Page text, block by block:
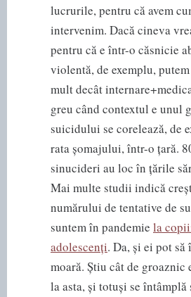
lucrurile, pentru că avem
intervenim. Dacă cineva
pentru că e într-o căsnicie
violentă, de exemplu,
mult decât
greu când contextul e unul
suicidului se corelează, de
rata șomajului, într-o țară.
sinucideri au loc în țările
Mai multe studii indică
numărului de tentative de
suntem în pandemie la
adolescenți. Da, și ei pot să
moară. Știu cât de groaznic
la asta, și totuși se